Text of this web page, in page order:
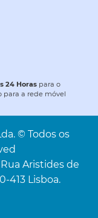
24 Horas para o
a rede móvel
© Todos os
Aristides de
413 Lisboa.